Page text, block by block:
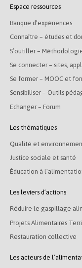
Espace ressources
Banque d’expériences
Connaître – études et
S’outiller –
Se connecter – sites,
Se former – MOOC et
Sensibiliser – Outils
Echanger – Forum
Les thématiques
Qualité et
Justice sociale et santé
Éducation à
Les leviers d’actions
Réduire le gaspillage
Projets Alimentaires
Restauration collective
Les acteurs de